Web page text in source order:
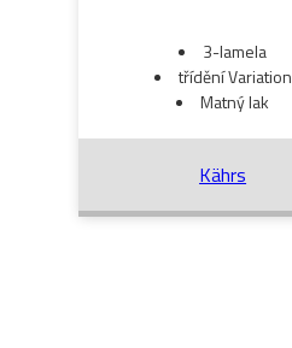
3-lamela
třídění Variation
Matný lak
Kährs